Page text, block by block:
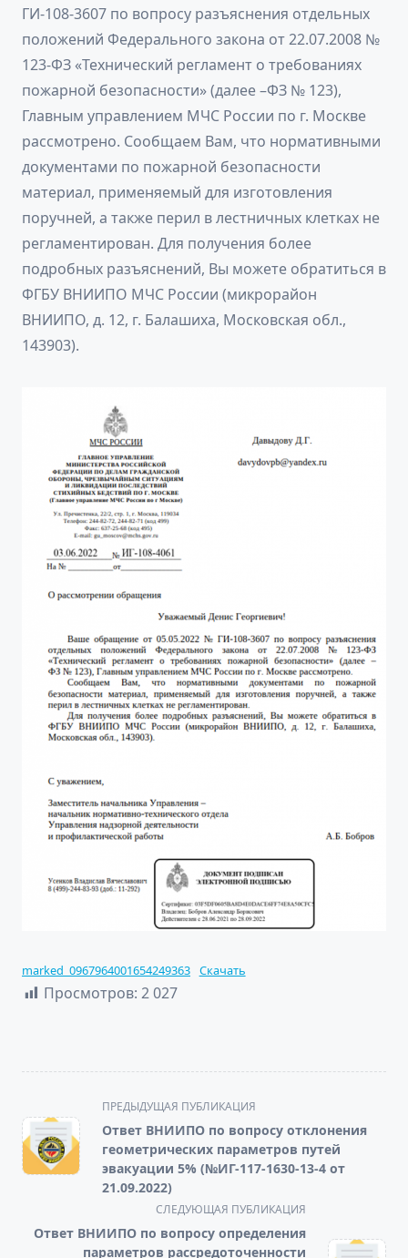
ГИ-108-3607 по вопросу разъяснения отдельных
положений Федерального закона от 22.07.2008 №
123-ФЗ «Технический регламент о требованиях
пожарной безопасности» (далее –ФЗ № 123),
Главным управлением МЧС России по г. Москве
рассмотрено. Сообщаем Вам, что нормативными
документами по пожарной безопасности
материал, применяемый для изготовления
поручней, а также перил в лестничных клетках не
регламентирован. Для получения более
подробных разъяснений, Вы можете обратиться в
ФГБУ ВНИИПО МЧС России (микрорайон
ВНИИПО, д. 12, г. Балашиха, Московская обл.,
143903).
marked_0967964001654249363 Скачать
Просмотров: 2 027
class="nav-
subtitle
screen-
ПРЕДЫДУЩАЯ ПУБЛИКАЦИЯ
Ответ ВНИИПО по вопросу отклонения
геометрических параметров путей
эвакуации 5% (№ИГ-117-1630-13-4 от
21.09.2022)
СЛЕДУЮЩАЯ ПУБЛИКАЦИЯ
Ответ ВНИИПО по вопросу определения
параметров рассредоточенности